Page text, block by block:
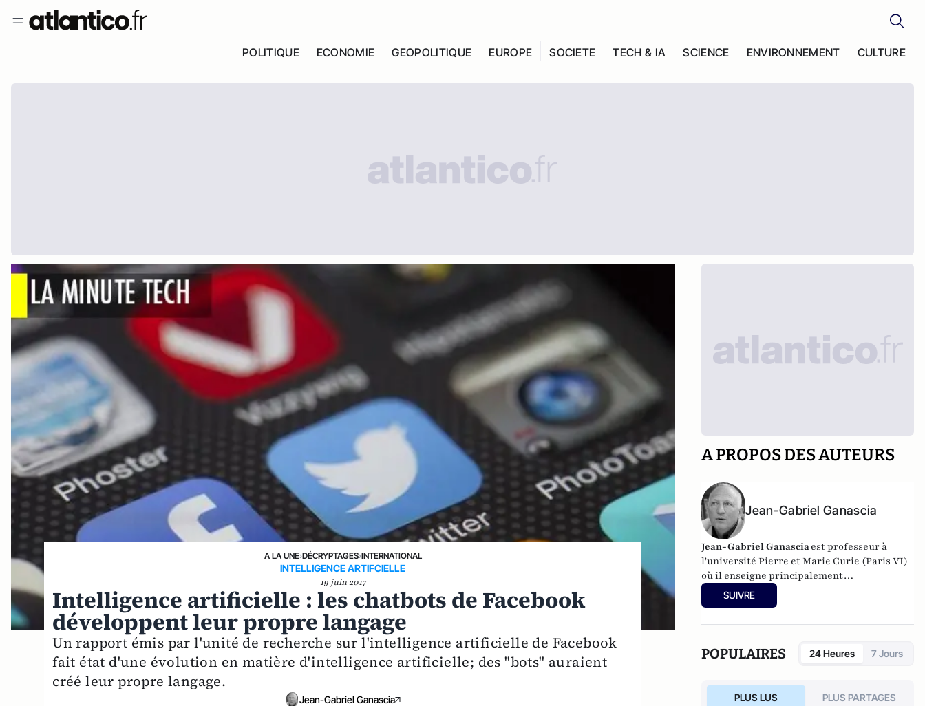
POLITIQUE ECONOMIE GEOPOLITIQUE EUROPE SOCIETE TECH & IA SCIENCE ENVIRONNEMENT CULTURE
A LA UNE›DÉCRYPTAGES›INTERNATIONAL
INTELLIGENCE ARTIFCIELLE
19 juin 2017
Intelligence artificielle : les chatbots de Facebook
développent leur propre langage
Un rapport émis par l'unité de recherche sur l'intelligence artificielle de Facebook
fait état d'une évolution en matière d'intelligence artificielle; des "bots" auraient
créé leur propre langage.
Jean-Gabriel Ganascia
A PROPOS DES AUTEURS
Jean-Gabriel Ganascia
Jean-Gabriel Ganasciaestprofesseur à
l'université Pierre et Marie Curie (Paris VI)
où il enseigne principalement
l'informatique, l'intelligence artificielle et
les sciences cognitives. Il poursuit des
SUIVRE
POPULAIRES 24 Heures 7 Jours
PLUS LUS PLUS PARTAGES